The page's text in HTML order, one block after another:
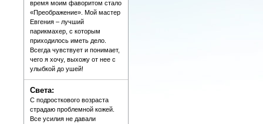
время моим фаворитом стало
«Преображение». Мой мастер
Евгения – лучший
парикмахер, с которым
приходилось иметь дело.
Всегда чувствует и понимает,
чего я хочу, выхожу от нее с
улыбкой до ушей!
Света:
С подросткового возраста
страдаю проблемной кожей.
Все усилия не давали